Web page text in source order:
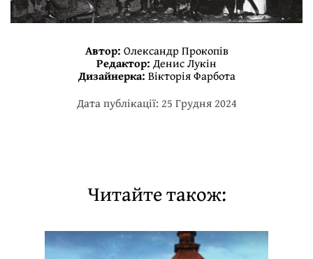
Автор: Олександр Прокопів
Редактор: Денис Лукін
Дизайнерка: Вікторія Фарбота
Дата публікації: 25 Грудня 2024
Читайте також: